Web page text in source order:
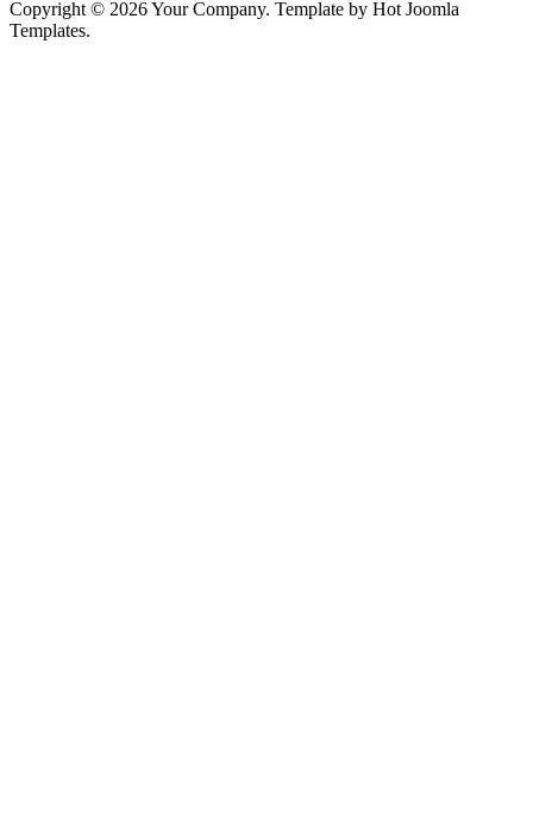
Copyright © 2026 Your Company. Template by Hot Joomla
Templates.